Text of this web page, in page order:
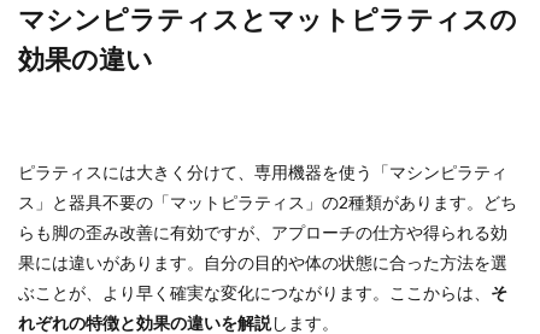
マシンピラティスとマットピラティスの
効果の違い
ピラティスには大きく分けて、専用機器を使う「マシンピラティ
ス」と器具不要の「マットピラティス」の2種類があります。どち
らも脚の歪み改善に有効ですが、アプローチの仕方や得られる効
果には違いがあります。自分の目的や体の状態に合った方法を選
ぶことが、より早く確実な変化につながります。ここからは、 そ
れぞれの特徴と効果の違いを解説します。